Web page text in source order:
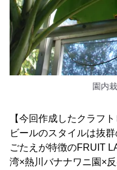
園内
【今回作成したクラフ
ビールのスタイルは抜
ごたえが特徴のFRUIT
湾×熱川バナナワニ園×